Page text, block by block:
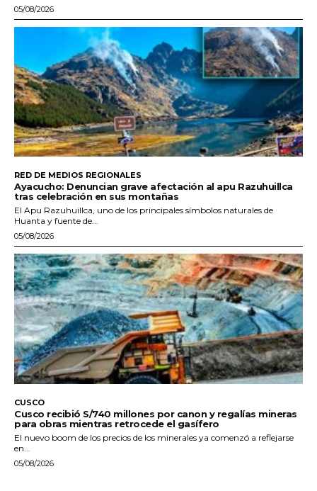
05/08/2026
RED DE MEDIOS REGIONALES
Ayacucho: Denuncian grave afectación al apu Razuhuillca
tras celebración en sus montañas
El Apu Razuhuillca, uno de los principales símbolos naturales de
Huanta y fuente de...
05/08/2026
CUSCO
Cusco recibió S/740 millones por canon y regalías mineras
para obras mientras retrocede el gasífero
El nuevo boom de los precios de los minerales ya comenzó a reflejarse
en...
05/08/2026